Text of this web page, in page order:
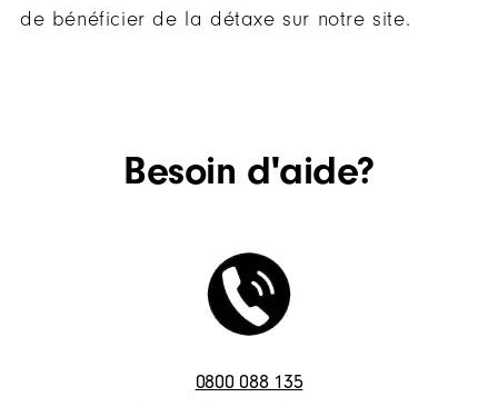
de bénéficier de la détaxe sur notre site.
Besoin d'aide?
0800 088 135